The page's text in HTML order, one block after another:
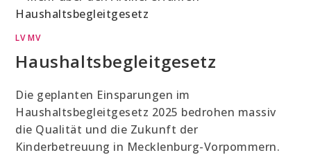
LV MV
Haushaltsbegleitgesetz
Die geplanten Einsparungen im
Haushaltsbegleitgesetz 2025 bedrohen massiv
die Qualität und die Zukunft der
Kinderbetreuung in Mecklenburg-Vorpommern.